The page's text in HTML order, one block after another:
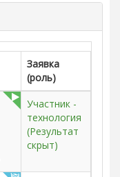
Заявка
(роль)
Участник -
технология
(Результат
скрыт)